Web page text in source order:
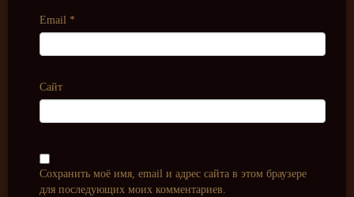
Email *
Сайт
Сохранить моё имя, email и адрес сайта в этом браузере
для последующих моих комментариев.